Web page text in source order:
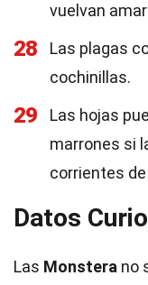
vuelvan
28
Las plagas
cochinillas.
29
Las hojas
marrones si
corrientes
Datos
Las Monstera no